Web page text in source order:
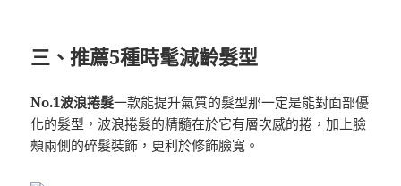
三、推薦5種時髦減齡髮型
No.1波浪捲髮一款能提升氣質的髮型那一定是能對面部優
化的髮型，波浪捲髮的精髓在於它有層次感的捲，加上臉
頰兩側的碎髮裝飾，更利於修飾臉寬。